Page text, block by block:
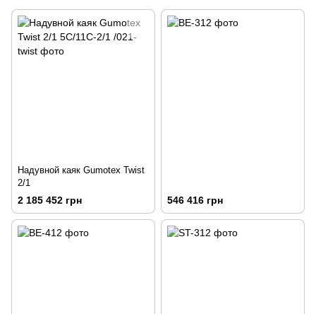
Надувной каяк Gumotex Twist
2/1
2 185 452 грн 546 416 грн